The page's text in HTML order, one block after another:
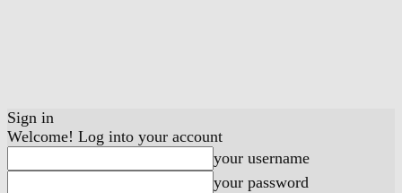
Sign in
Welcome! Log into your account
your username
your password